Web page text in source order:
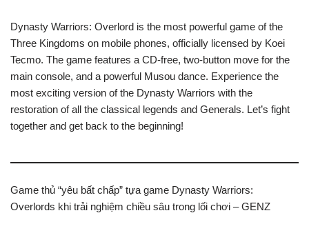
Dynasty Warriors: Overlord is the most powerful game of the
Three Kingdoms on mobile phones, officially licensed by Koei
Tecmo. The game features a CD-free, two-button move for the
main console, and a powerful Musou dance. Experience the
most exciting version of the Dynasty Warriors with the
restoration of all the classical legends and Generals. Let’s fight
together and get back to the beginning!
Game thủ “yêu bất chấp” tựa game Dynasty Warriors:
Overlords khi trải nghiệm chiều sâu trong lối chơi – GENZ